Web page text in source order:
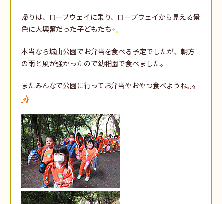
帰りは、ロープウェイに乗り、ロープウェイから見える景
色に大興奮だった子どもたち
本当なら城山公園でお弁当を食べる予定でしたが、朝方
の雨と風が強かったので幼稚園で食べました。
またみんなで公園に行ってお弁当やおやつ食べようね